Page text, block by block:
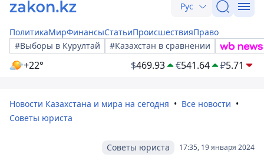
Рус
ПолитикаМирФинансыСтатьиПроисшествияПраво
#Выборы в Курултай
#Казахстан в сравнении
+22° $469.93 €541.64 ₽5.71
Новости Казахстана и мира на сегодня
Все новости
Советы юриста
17:35, 19 января 2024
Советы юриста